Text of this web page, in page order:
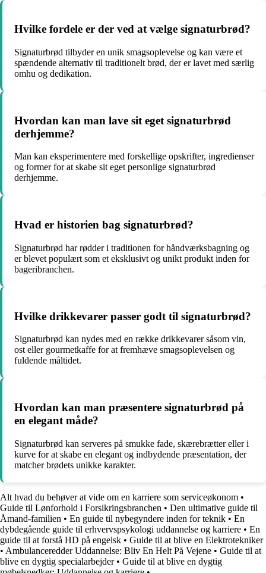
Hvilke fordele er der ved at vælge signaturbrød?
Signaturbrød tilbyder en unik smagsoplevelse og kan være et
spændende alternativ til traditionelt brød, der er lavet med særlig
omhu og dedikation.
Hvordan kan man lave sit eget signaturbrød
derhjemme?
Man kan eksperimentere med forskellige opskrifter, ingredienser
og former for at skabe sit eget personlige signaturbrød
derhjemme.
Hvad er historien bag signaturbrød?
Signaturbrød har rødder i traditionen for håndværksbagning og
er blevet populært som et eksklusivt og unikt produkt inden for
bageribranchen.
Hvilke drikkevarer passer godt til signaturbrød?
Signaturbrød kan nydes med en række drikkevarer såsom vin,
ost eller gourmetkaffe for at fremhæve smagsoplevelsen og
fuldende måltidet.
Hvordan kan man præsentere signaturbrød på
en elegant måde?
Signaturbrød kan serveres på smukke fade, skærebrætter eller i
kurve for at skabe en elegant og indbydende præsentation, der
matcher brødets unikke karakter.
Alt hvad du behøver at vide om en karriere som serviceøkonom •
Guide til Lønforhold i Forsikringsbranchen • Den ultimative guide til
Åmand-familien • En guide til nybegyndere inden for teknik • En
dybdegående guide til erhvervspsykologi uddannelse og karriere • En
guide til at forstå HD på engelsk • Guide til at blive en Elektrotekniker
• Ambulanceredder Uddannelse: Bliv En Helt På Vejene • Guide til at
blive en dygtig specialarbejder• Guide til at blive en dygtig